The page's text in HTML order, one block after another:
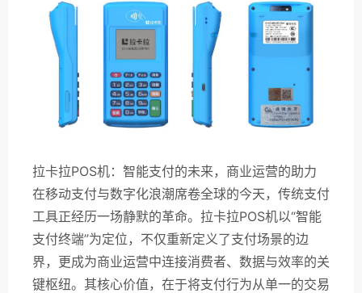
拉卡拉POS机：智能支付的未来，商业运营的助力
在移动支付与数字化浪潮席卷全球的今天，传统支付
工具正经历一场静默的革命。拉卡拉POS机以“智能
支付终端”为定位，不仅重新定义了支付场景的边
界，更成为商业运营中连接消费者、数据与效率的关
键枢纽。其核心价值，在于将支付行为从单一的交易